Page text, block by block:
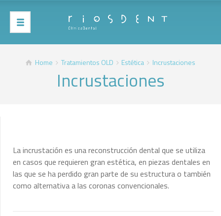
Home Tratamientos OLD Estética Incrustaciones
Incrustaciones
La incrustación es una reconstrucción dental que se utiliza
en casos que requieren gran estética, en piezas dentales en
las que se ha perdido gran parte de su estructura o también
como alternativa a las coronas convencionales.